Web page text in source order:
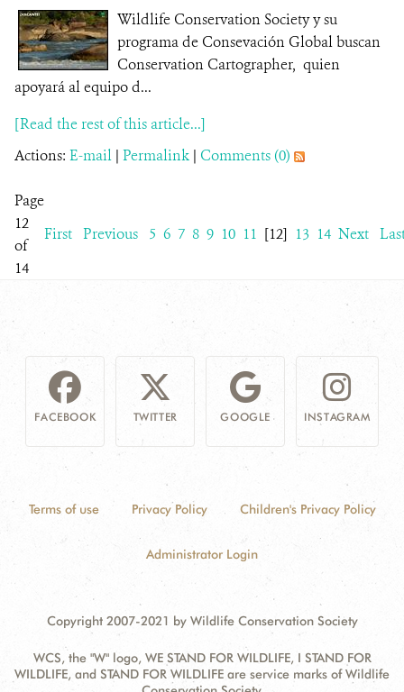
Wildlife Conservation Society y su
programa de Consevación Global buscan
Conservation Cartographer, quien
apoyará al equipo d...
[Read the rest of this article...]
Actions: E-mail | Permalink | Comments (0)
Page
12
of
14
First Previous 5 6 7 8 9 10 11 [12] 13 14 Next
FACEBOOK TWITTER GOOGLE INSTAGRAM
Terms of use Privacy Policy Children's Privacy Policy
Administrator Login
Copyright 2007-2021 by Wildlife Conservation Society
WCS, the "W" logo, WE STAND FOR WILDLIFE, I STAND FOR
WILDLIFE, and STAND FOR WILDLIFE are service marks of Wildlife